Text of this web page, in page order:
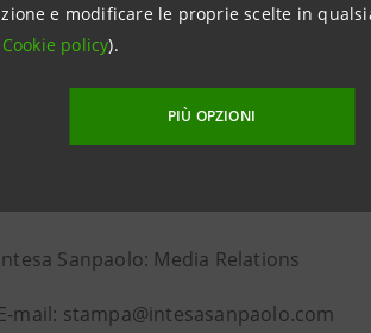
e modificare le proprie scelte in
Cookie policy).
PIÙ OPZIONI
Informazioni per la Stampa:
EIF/EIB: Marco Santarelli
Tel.: + 39 0647191, E-Mail:
Intesa Sanpaolo: Media Relations
E-mail: stampa@intesasanpaolo.com